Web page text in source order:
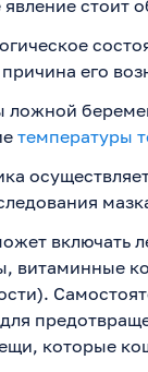
стоит
его
температуры
включать
витаминные
которые